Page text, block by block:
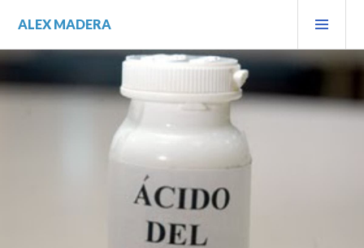
contenido.
ALEX MADERA